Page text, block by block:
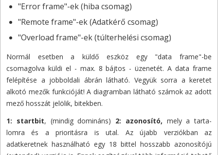
"Error frame"-ek (hiba csomag)
"Remote frame"-ek (Adatkérő csomag)
"Overload frame"-ek (túlterhelési csomag)
Normál esetben a küldő eszköz egy "data frame"-be
csomagolva küldi el - max. 8 bájtos - üzenetét. A data frame
felépítése a jobboldali ábrán látható. Vegyük sorra a keretet
alkotó mezők funkcióját! A diagramban látható számok az adott
mező hosszát jelölik, bitekben.
1: startbit, (mindig domináns) 2: azonosító, mely a tarta-
lomra és a prioritásra is utal. Az újabb verziókban az
adatkeretnek használható egy 18 bittel hosszabb azonosítójú